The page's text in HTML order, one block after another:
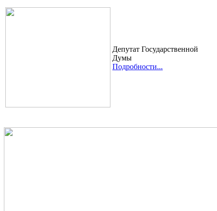
Депутат Государственной
Думы
Подробности...